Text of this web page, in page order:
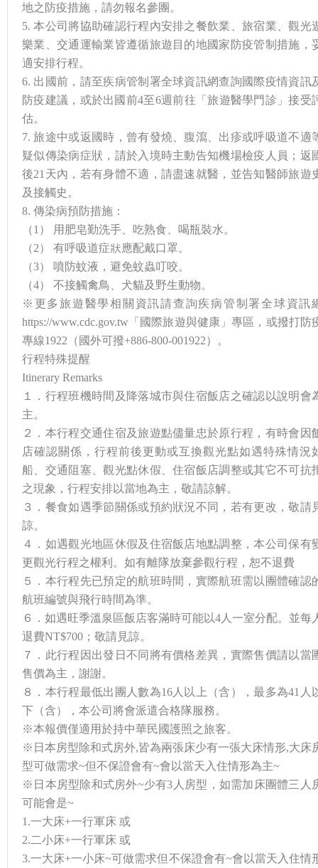
地之防疫措施，請勿報名參團。
5. 本公司將協助確認行程內安排之餐飲業、旅宿業、觀光
樂業、交通運輸業皆遵循旅遊目的地國家防疫管制措施，
適安排行程。
6. 出國前，請至疾病管制署全球資訊網查詢國際疫情資訊
防疫建議，或於出國前4至6週前往「旅遊醫學門診」接受
估。
7. 旅途中或返國時，曾有發燒、腹瀉、出疹或呼吸道不適
疑似傳染病症狀，請於入境時主動告知機場檢疫人員；返
後21天內，若有身體不適，請盡速就醫，並告知醫師旅遊
及接觸史。
8. 傳染病預防措施：
（1） 用肥皂勤洗手、吃熟食、喝瓶裝水。
（2） 有呼吸道症狀應配戴口罩。
（3） 噴防蚊液，避免蚊蟲叮咬。
（4） 不接觸禽鳥、犬貓及野生動物。
※更多旅遊醫學相關資訊請查詢疾病管制署全球資訊
https://www.cdc.gov.tw「國際旅遊與健康」專區，或撥打防
專線1922（國外可撥+886-800-001922）。
行程特殊提醒
Itinerary Remarks
１．行程班機時間及降落城市與住宿飯店之確認以說明會
主。
２．本行程交通住宿及旅遊點儘量忠於原行程，有時會因
店確認關係，行程前後更動或互換觀光點如遇特殊情況
船、交通阻塞、觀光點休假、住宿飯店調整或其它不可抗
之現象，行程安排以當地為主，敬請諒解。
３．餐食如遇季節關係或預約狀況不同，若有更改，敬請
諒。
４．如遇觀光地區休假及住宿飯店地點調整，本公司保有
更觀光行程之權利。如有離隊放棄參觀行程，恕不退費
５．本行程先已預定的航班時間，實際航班需以團體確認
航班編號與飛行時間為準。
６．如遇旺季溫泉區飯店客滿時可能以4人一室分配。並每
退費NT$700；敬請見諒。
７．此行程因出發日不同將有價格差異，實際售價請以當
售價為主，謝謝。
８．本行程最低出團人數為16人以上（含），最多為41人
下（含），本公司將會派遣合格隊服務。
※本報價僅適用於持中華民國護照之旅客。
※日本房型除和式房外,皆為兩張床少有一張大床情形,大床
型可做需求~但不保證會有~會以當天入住情形為主~
※日本房型除和式房外~少有3人房型，如需加床團體三人
可能會是~
1.一大床+一行軍床 或
2.二小床+一行軍床 或
3.一大床+一小床~可做需求但不保證會有~會以當天入住情